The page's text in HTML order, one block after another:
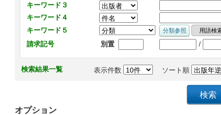
キーワード３
キーワード４
キーワード５
請求記号
別置 /
検索結果一覧 表示件数 ソート順
オプション